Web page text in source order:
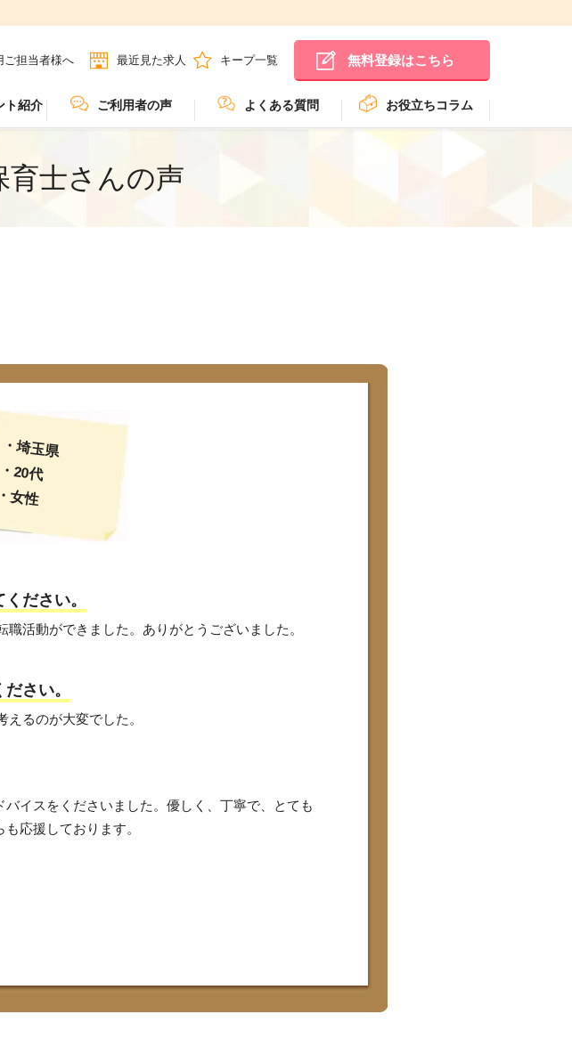
ご担当者様へ 最近見た求人 キープ一覧 無料登録はこちら
ト紹介 ご利用者の声 よくある質問 お役立ちコラム
育士さんの声
・埼玉県
・20代
・女性
ださい。
活動ができました。ありがとうございました。
さい。
るのが大変でした。
イスをくださいました。優しく、丁寧で、とても
応援しております。